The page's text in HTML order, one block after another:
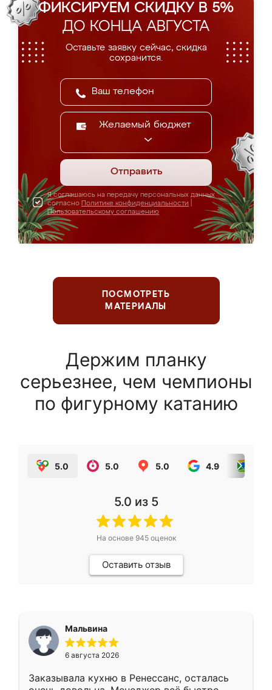
ФИКСИРУЕМ СКИДКУ В 5%
ДО КОНЦА АВГУСТА
Оставьте заявку сейчас, скидка
сохранится.
Желаемый бюджет
Отправить
Я соглашаюсь на передачу персональных данных
согласно Политике конфиденциальности
Пользовательскому соглашению
ПОСМОТРЕТЬ
МАТЕРИАЛЫ
Держим планку
серьезнее, чем чемпионы
по фигурному катанию
5.0 5.0 5.0 4.9
5.0 из 5
На основе 945оценок
Оставить отзыв
Мальвина
6 августа 2026
Заказывала кухню в Ренессанс, осталась